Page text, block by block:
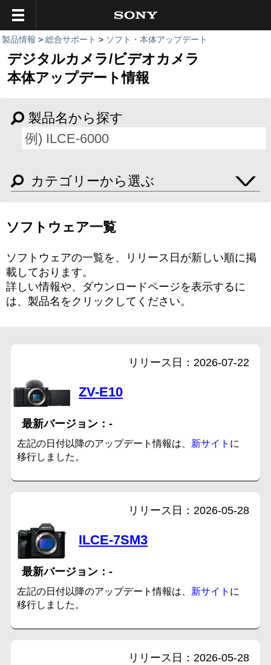
製品情報 >総合サポート > ソフト・本体アップデート
デジタルカメラ/ビデオカメラ
本体アップデート情報
製品名から探す
カテゴリーから選ぶ
ソフトウェア一覧
ソフトウェアの一覧を、リリース日が新しい順に掲
載しております。
詳しい情報や、ダウンロードページを表示するに
は、製品名をクリックしてください。
ZV-E10
-
2026-07-22
左記の日付以降のアップデート情報は、 新サイト に
移行しました。
ILCE-7SM3
-
2026-05-28
左記の日付以降のアップデート情報は、 新サイト に
移行しました。
2026-05-28